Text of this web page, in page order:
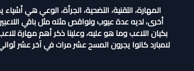
المهارة، التقنية، التضحية، الجرأة، الوعي هي
أخرى، لديه عدة عيوب ونواقص مثله مثل باقي
لامبارد كانوا يجرون المسح عشر مرات في آخر عشر